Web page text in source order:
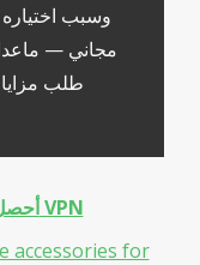
وسبب اختياره
مجاني —
طلب
أحصل على خدمة مجانا لمدة شهر VPN
accessories for